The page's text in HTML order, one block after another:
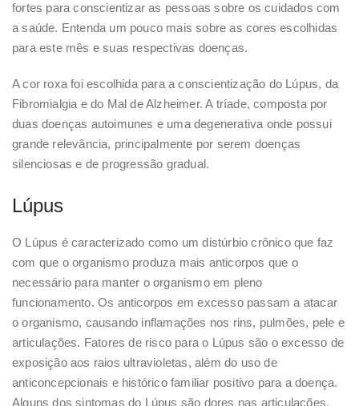
fortes para conscientizar as pessoas sobre os cuidados com
a saúde. Entenda um pouco mais sobre as cores escolhidas
para este mês e suas respectivas doenças.
A cor roxa foi escolhida para a conscientização do Lúpus, da
Fibromialgia e do Mal de Alzheimer. A tríade, composta por
duas doenças autoimunes e uma degenerativa onde possui
grande relevância, principalmente por serem doenças
silenciosas e de progressão gradual.
Lúpus
O Lúpus é caracterizado como um distúrbio crônico que faz
com que o organismo produza mais anticorpos que o
necessário para manter o organismo em pleno
funcionamento. Os anticorpos em excesso passam a atacar
o organismo, causando inflamações nos rins, pulmões, pele e
articulações. Fatores de risco para o Lúpus são o excesso de
exposição aos raios ultravioletas, além do uso de
anticoncepcionais e histórico familiar positivo para a doença.
Alguns dos sintomas do Lúpus são dores nas articulações,